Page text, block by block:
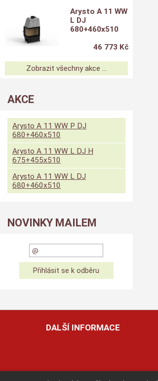
Arysto A 11 WW
L DJ
680+460x510
46 773 Kč
Zobrazit všechny akce ...
AKCE
Arysto A 11 WW P DJ
680+460x510
Arysto A 11 WW L DJ H
675+455x510
Arysto A 11 WW L DJ
680+460x510
NOVINKY MAILEM
DALŠÍ INFORMACE